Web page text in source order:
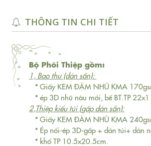
THÔNG TIN CHI TIẾT
Bộ Phôi Thiệp gồm:
1, Bao thư (dán sẵn):
* Giấy KEM ĐẬM NHŨ KMA
* ép 3D nhũ nâu mới, bế BT.TP
2,Thiệp kiểu túi (gấp dán sẵn):
* Giấy KEM ĐẬM NHŨ KMA
* Ép nổi-ép 3D-gấp + dán túi+ dán
* khổ TP 10.5x20.5cm.